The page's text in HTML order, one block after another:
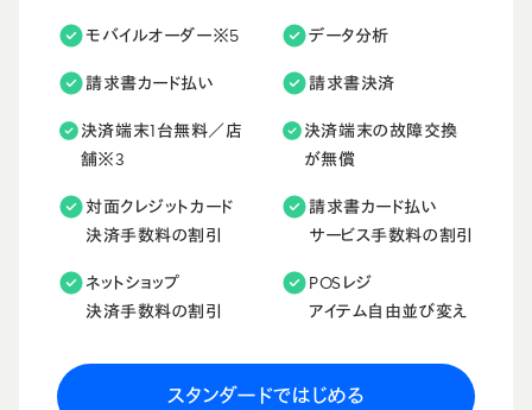
モバイルオーダー※5 データ分析
請求書カード払い 請求書決済
決済端末1台無料／店
舗※3
決済端末の故障交換
が無償
対面クレジットカード
決済手数料の割引
請求書カード払い
サービス手数料の割引
ネットショップ
決済手数料の割引
POSレジ
アイテム自由並び変え
スタンダードではじめる